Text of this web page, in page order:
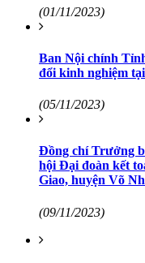
(01/11/2023)
Ban Nội chính
đổi kinh nghiệm
(05/11/2023)
Đồng chí Trưởng
hội Đại đoàn kết
Giao, huyện Võ
(09/11/2023)